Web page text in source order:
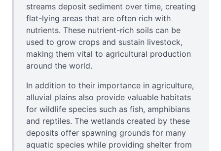
streams deposit sediment over time, creating
flat-lying areas that are often rich with
nutrients. These nutrient-rich soils can be
used to grow crops and sustain livestock,
making them vital to agricultural production
around the world.
In addition to their importance in agriculture,
alluvial plains also provide valuable habitats
for wildlife species such as fish, amphibians
and reptiles. The wetlands created by these
deposits offer spawning grounds for many
aquatic species while providing shelter from